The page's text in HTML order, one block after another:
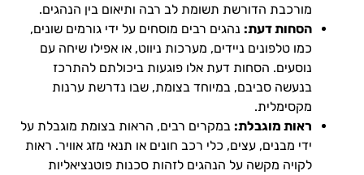
מורכבת הדורשת תשומת לב רבה ותיאום בין הנהגים.
הסחות דעת: נהגים רבים מוסחים על ידי גורמים שונים,
כמו טלפונים ניידים, מערכות ניווט, או אפילו שיחה עם
נוסעים. הסחות דעת אלו פוגעות ביכולתם להתרכז
בנעשה סביבם, במיוחד בצומת, שבו נדרשת ערנות
מקסימלית.
ראות מוגבלת: במקרים רבים, הראות בצומת מוגבלת על
ידי מבנים, עצים, כלי רכב חונים או תנאי מזג אוויר. ראות
לקויה מקשה על הנהגים לזהות סכנות פוטנציאליות